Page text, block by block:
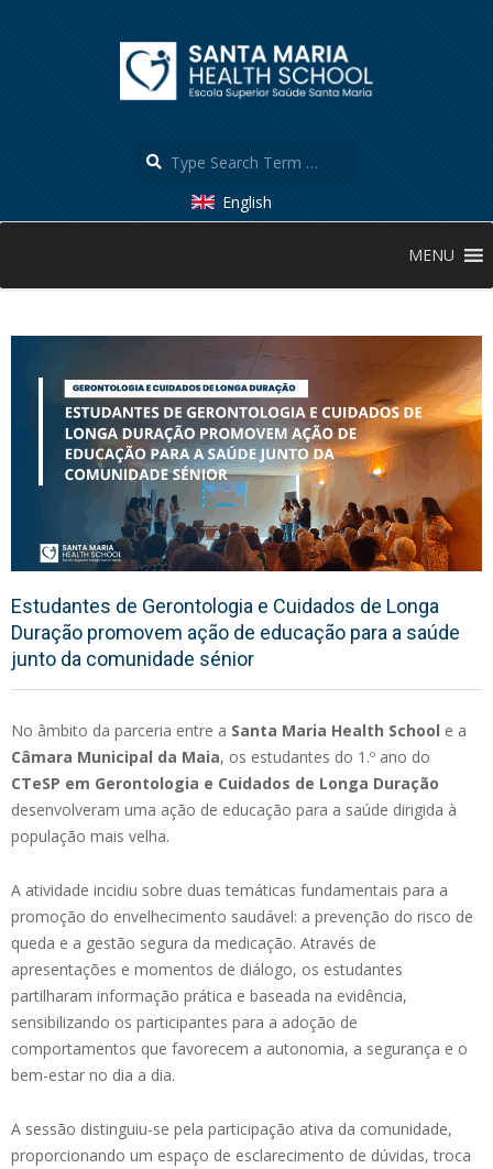
English
Menu
MENU
Estudantes de Gerontologia e Cuidados de Longa
Duração promovem ação de educação para a saúde
junto da comunidade sénior
No âmbito da parceria entre a Santa Maria Health School e a
Câmara Municipal da Maia, os estudantes do 1.º ano do
CTeSP em Gerontologia e Cuidados de Longa Duração
desenvolveram uma ação de educação para a saúde dirigida à
população mais velha.
A atividade incidiu sobre duas temáticas fundamentais para a
promoção do envelhecimento saudável: a prevenção do risco de
queda e a gestão segura da medicação. Através de
apresentações e momentos de diálogo, os estudantes
partilharam informação prática e baseada na evidência,
sensibilizando os participantes para a adoção de
comportamentos que favorecem a autonomia, a segurança e o
bem-estar no dia a dia.
A sessão distinguiu-se pela participação ativa da comunidade,
proporcionando um espaço de esclarecimento de dúvidas, troca